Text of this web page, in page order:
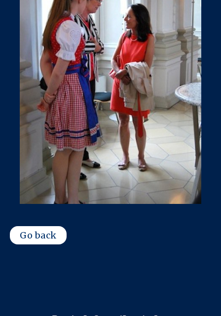
Go back